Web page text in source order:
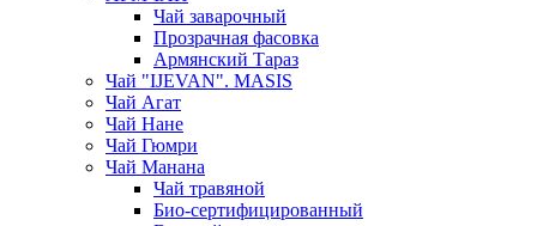
Чай заварочный
Прозрачная фасовка
Армянский Тараз
Чай "IJEVAN". MASIS
Чай Агат
Чай Нане
Чай Гюмри
Чай Манана
Чай травяной
Био-сертифицированный